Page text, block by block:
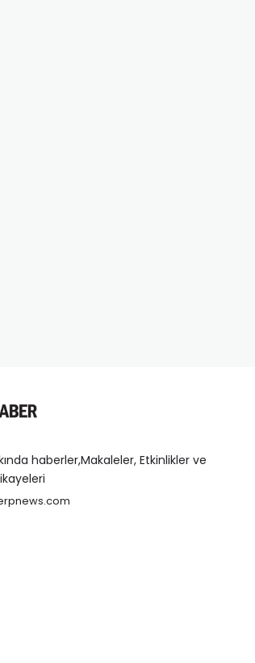
haberler,Makaleler, Etkinlikler ve